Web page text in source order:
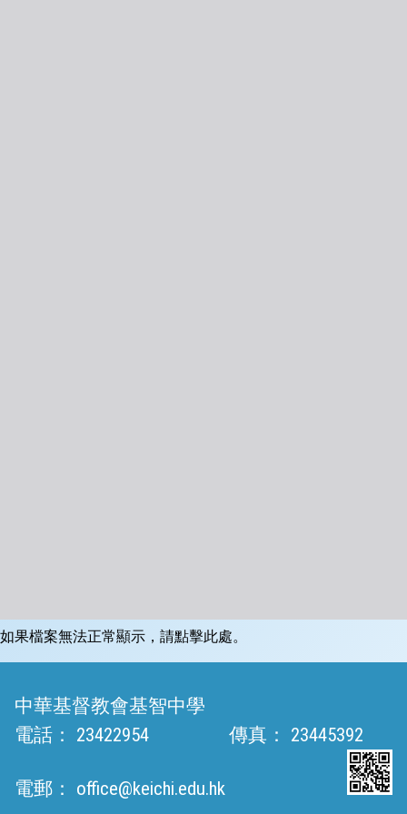
如果檔案無法正常顯示，請點擊此處。
中華基督教會基智中學
電話：
23422954 傳真： 23445392
電郵： office@keichi.edu.hk